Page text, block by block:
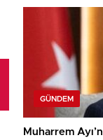
GÜNDEM
Muharrem